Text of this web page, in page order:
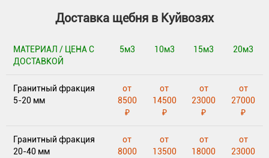
Доставка щебня в Куйвозях
МАТЕРИАЛ / ЦЕНА С
ДОСТАВКОЙ
5м3 10м3 15м3 20м3
Гранитный фракция
5-20 мм
от
8500
₽
от
14500
₽
от
23000
₽
от
27000
₽
Гранитный фракция
20-40 мм
от
8000
от
13500
от
18000
от
23000